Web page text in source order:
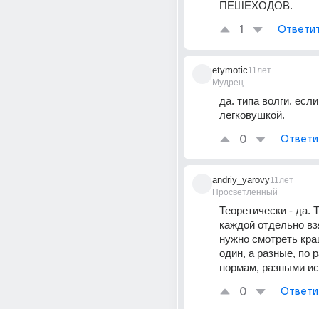
ПЕШЕХОДОВ.
1
etymotic
Мудрец
11лет
да. типа волги.
легковушкой.
0
andriy_yarovy
Просветленный
11лет
Теоретически - да.
каждой отдельно
нужно смотреть
один, а разные, по
нормам, разными
0